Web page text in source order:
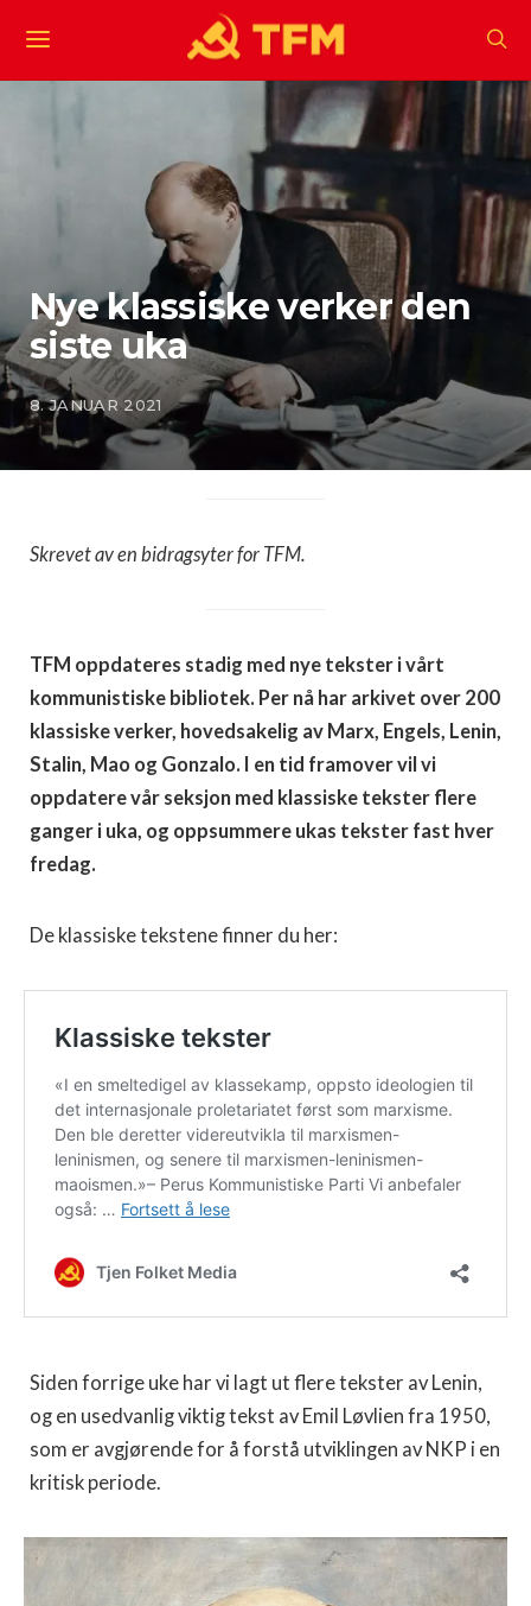
Nye klassiske verker den
siste uka
8. JANUAR 2021
Skrevet av en bidragsyter for TFM.
TFM oppdateres stadig med nye tekster i vårt
kommunistiske bibliotek. Per nå har arkivet over 200
klassiske verker, hovedsakelig av Marx, Engels, Lenin,
Stalin, Mao og Gonzalo. I en tid framover vil vi
oppdatere vår seksjon med klassiske tekster flere
ganger i uka, og oppsummere ukas tekster fast hver
fredag.
De klassiske tekstene finner du her:
Siden forrige uke har vi lagt ut flere tekster av Lenin,
og en usedvanlig viktig tekst av Emil Løvlien fra 1950,
som er avgjørende for å forstå utviklingen av NKP i en
kritisk periode.